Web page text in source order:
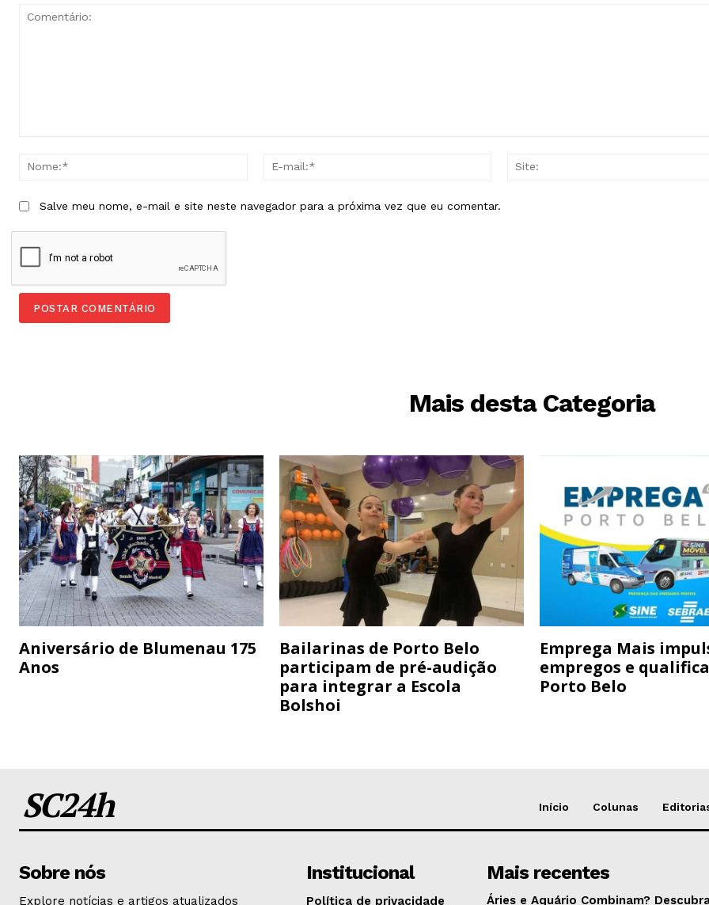
Nome:*
Salve meu nome, e-mail e site neste navegador para a próxima vez que eu comentar.
Mais desta Categoria
Aniversário de Blumenau 175
Anos
Bailarinas de Porto Belo
participam de pré-audição
para integrar a Escola
Bolshoi
Emprega Mais
empregos e
Porto Belo
SC24h Início Colunas
Sobre nós
Explore notícias e artigos atualizados
Institucional
Política de privacidade
Mais recentes
Áries e Aquário Combinam?